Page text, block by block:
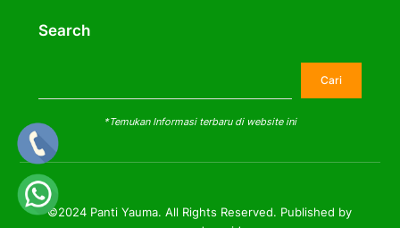
Search
Cari
*Temukan Informasi terbaru di website ini
©2024 Panti Yauma. All Rights Reserved. Published by